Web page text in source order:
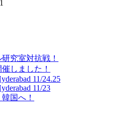
究室対抗戦！
しました！
11/24.25
11/23
国へ！